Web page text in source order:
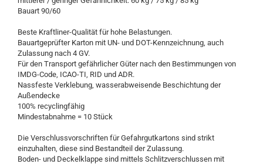
Bauart 90/60
Beste Kraftliner-Qualität für hohe Belastungen.
Bauartgeprüfter Karton mit UN- und DOT-Kennzeichnung, auch
Zulassung nach 4 GV.
Für den Transport gefährlicher Güter nach den Bestimmungen von
IMDG-Code, ICAO-TI, RID und ADR.
Nassfeste Verklebung, wasserabweisende Beschichtung der
Außendecke
100% recyclingfähig
Mindestabnahme = 10 Stück
Die Verschlussvorschriften für Gefahrgutkartons sind strikt
einzuhalten, diese sind Bestandteil der Zulassung.
Boden- und Deckelklappe sind mittels Schlitzverschlussen mit